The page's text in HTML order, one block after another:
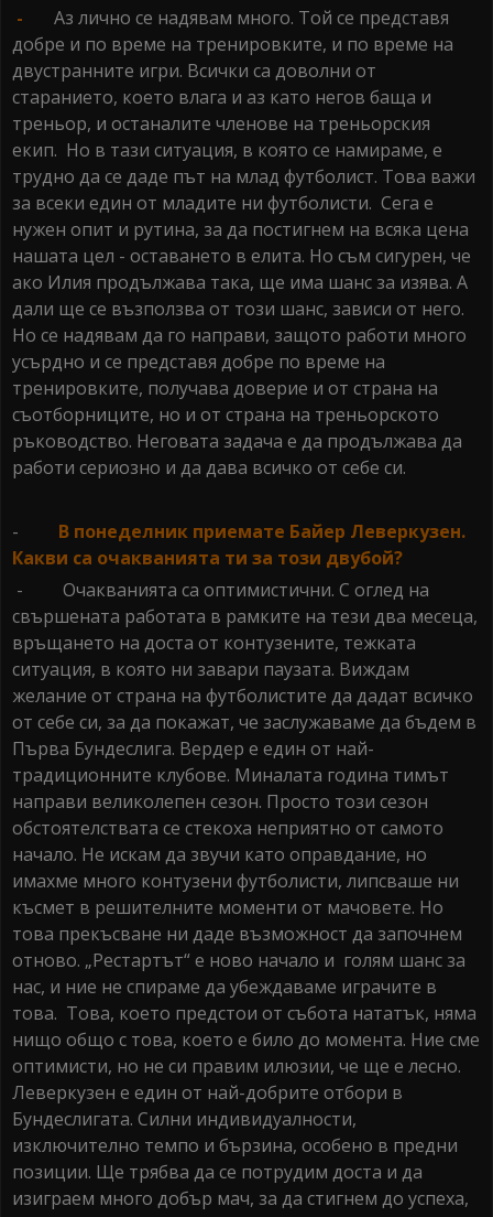
- Аз лично се надявам много. Той се представя
добре и по време на тренировките, и по време на
двустранните игри. Всички са доволни от
старанието, което влага и аз като негов баща и
треньор, и останалите членове на треньорския
екип. Но в тази ситуация, в която се намираме, е
трудно да се даде път на млад футболист. Това важи
за всеки един от младите ни футболисти. Сега е
нужен опит и рутина, за да постигнем на всяка цена
нашата цел - оставането в елита. Но съм сигурен, че
ако Илия продължава така, ще има шанс за изява. А
дали ще се възползва от този шанс, зависи от него.
Но се надявам да го направи, защото работи много
усърдно и се представя добре по време на
тренировките, получава доверие и от страна на
съотборниците, но и от страна на треньорското
ръководство. Неговата задача е да продължава да
работи сериозно и да дава всичко от себе си.
- В понеделник приемате Байер Леверкузен.
Какви са очакванията ти за този двубой?
- Очакванията са оптимистични. С оглед на
свършената работата в рамките на тези два месеца,
връщането на доста от контузените, тежката
ситуация, в която ни завари паузата. Виждам
желание от страна на футболистите да дадат всичко
от себе си, за да покажат, че заслужаваме да бъдем в
Първа Бундеслига. Вердер е един от най-
традиционните клубове. Миналата година тимът
направи великолепен сезон. Просто този сезон
обстоятелствата се стекоха неприятно от самото
начало. Не искам да звучи като оправдание, но
имахме много контузени футболисти, липсваше ни
късмет в решителните моменти от мачовете. Но
това прекъсване ни даде възможност да започнем
отново. „Рестартът“ е ново начало и голям шанс за
нас, и ние не спираме да убеждаваме играчите в
това. Това, което предстои от събота нататък, няма
нищо общо с това, което е било до момента. Ние сме
оптимисти, но не си правим илюзии, че ще е лесно.
Леверкузен е един от най-добрите отбори в
Бундеслигата. Силни индивидуалности,
изключително темпо и бързина, особено в предни
позиции. Ще трябва да се потрудим доста и да
изиграем много добър мач, за да стигнем до успеха,